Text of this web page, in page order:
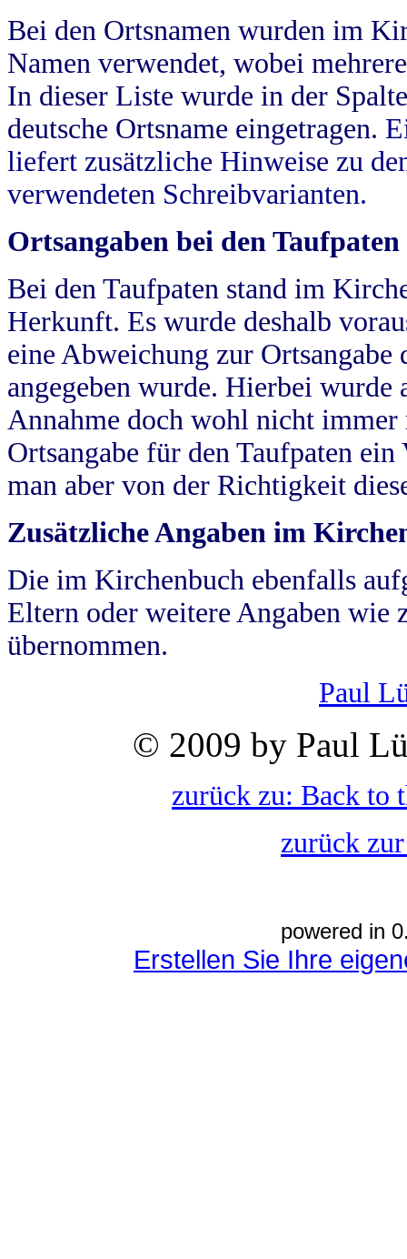
Bei den Ortsnamen wurden im
Namen verwendet, wobei
In dieser Liste wurde in der
deutsche Ortsname eingetragen.
liefert zusätzliche Hinweise zu
verwendeten Schreibvarianten.
Ortsangaben bei den Taufpaten
Bei den Taufpaten stand im
Herkunft. Es wurde deshalb
eine Abweichung zur
angegeben wurde. Hierbei wurde
Annahme doch wohl nicht
Ortsangabe für den Taufpaten
man aber von der Richtigkeit
Zusätzliche Angaben im
Die im Kirchenbuch ebenfalls
Eltern oder weitere Angaben wie
übernommen.
Paul
© 2009 by Paul
zurück zu: Back to
zurück
powered in
Erstellen Sie Ihre